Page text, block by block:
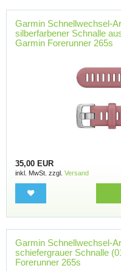
Garmin Schnellwechsel-
silberfarbener Schnalle
Garmin Forerunner 265s
35,00 EUR
inkl. MwSt. zzgl. Versand
Garmin Schnellwechsel-
schiefergrauer Schnalle
Forerunner 265s